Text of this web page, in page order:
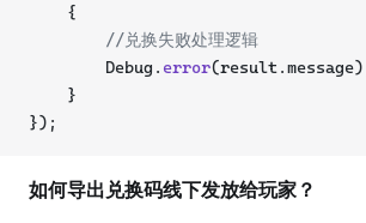
    {
//兑换失败处理逻辑
        Debug.
error
    }
});
如何导出兑换码线下发放给玩家？